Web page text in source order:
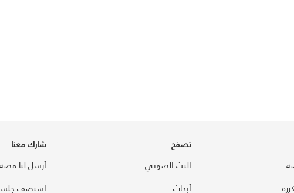
تصفح
البث الصوتي
أبحاث
شارك معنا
أرسل لنا قصة
استضف